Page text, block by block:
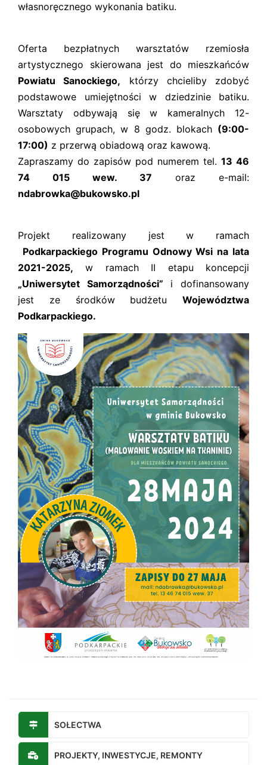
własnoręcznego wykonania batiku.
Oferta bezpłatnych warsztatów rzemiosła
artystycznego skierowana jest do mieszkańców
Powiatu Sanockiego, którzy chcieliby zdobyć
podstawowe umiejętności w dziedzinie batiku.
Warsztaty odbywają się w kameralnych 12-
osobowych grupach, w 8 godz. blokach (9:00-
17:00) z przerwą obiadową oraz kawową.
Zapraszamy do zapisów pod numerem tel. 13 46
74 015 wew. 37 oraz e-mail:
ndabrowka@bukowsko.pl
Projekt realizowany jest w ramach
Podkarpackiego Programu Odnowy Wsi na lata
2021-2025, w ramach II etapu koncepcji
„Uniwersytet Samorządności” i dofinansowany
jest ze środków budżetu Województwa
Podkarpackiego.
SOŁECTWA
PROJEKTY, INWESTYCJE, REMONTY